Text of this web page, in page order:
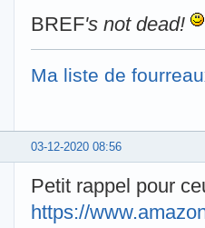
BREF's not dead!
Ma liste de
03-12-2020 08:56
Petit rappel pour
https://